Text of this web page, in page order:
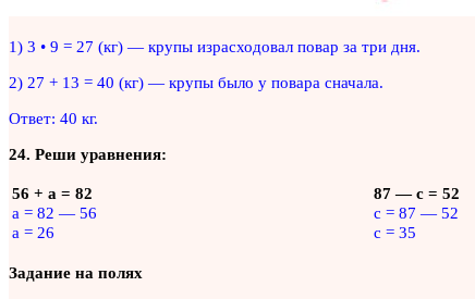
1) 3 • 9 = 27 (кг) — крупы израсходовал повар за три дня.
2) 27 + 13 = 40 (кг) — крупы было у повара сначала.
Ответ: 40 кг.
24. Реши уравнения:
56 + а = 82
a = 82 — 56
a = 26
87 — с = 52
c = 87 — 52
c = 35
Задание на полях